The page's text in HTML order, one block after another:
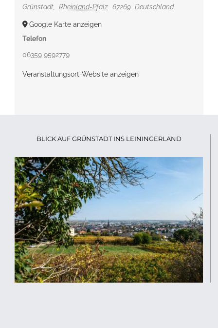
Grünstadt, Rheinland-Pfalz 67269 Deutschland
Google Karte anzeigen
Telefon
06359 9592779
Veranstaltungsort-Website anzeigen
BLICK AUF GRÜNSTADT INS LEININGERLAND